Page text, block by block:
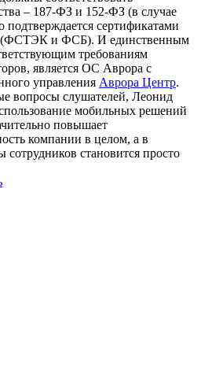
– 187-ФЗ и 152-ФЗ (в случае
сертификатами
(ФСТЭК и ФСБ). И единственным
требованиям
является ОС Аврора с
управления Аврора Центр.
вопросы слушателей, Леонид
мобильных решений
повышает
компании в целом, а в
сотрудников становится просто